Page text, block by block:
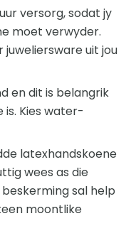
versorg, sodat jy
moet verwyder.
uit jou
en dit is belangrik
Kies water-
latexhandskoene
wees as die
sal help
moontlike